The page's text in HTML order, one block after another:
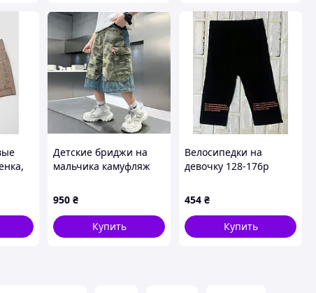
Детские бриджи на
мальчика камуфляж
950 ₴
Купить
Велосипедки на
девочку 128-176р
454 ₴
Купить